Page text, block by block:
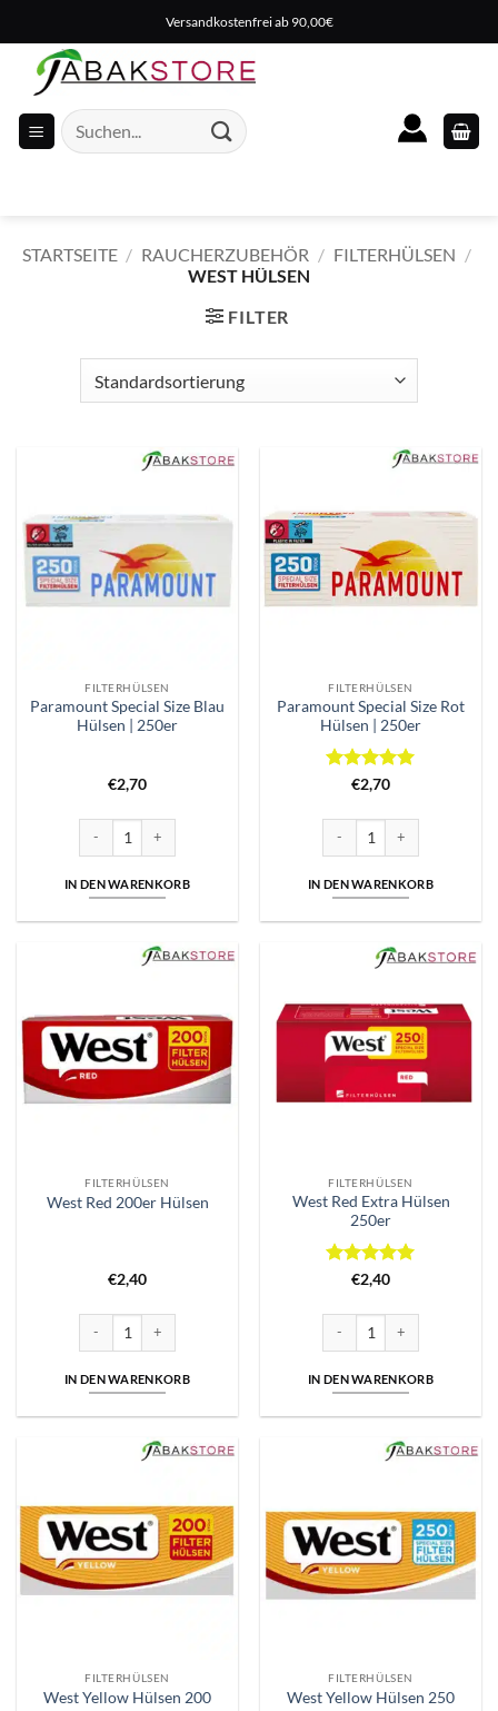
Inhalt
springen
Versandkostenfrei ab 90,00€
Suche
nach:
STARTSEITE / RAUCHERZUBEHÖR / FILTERHÜLSEN /
WEST HÜLSEN
FILTER
FILTERHÜLSEN
Paramount Special Size Blau
Hülsen | 250er
€2,70
IN DEN WARENKORB
FILTERHÜLSEN
Paramount Special Size Rot
Hülsen | 250er
Bewertet
5
€2,70
IN DEN WARENKORB
FILTERHÜLSEN
West Red 200er Hülsen
€2,40
IN DEN WARENKORB
FILTERHÜLSEN
West Red Extra Hülsen
250er
Bewertet
5
€2,40
IN DEN WARENKORB
FILTERHÜLSEN
West Yellow Hülsen 200
FILTERHÜLSEN
West Yellow Hülsen 250